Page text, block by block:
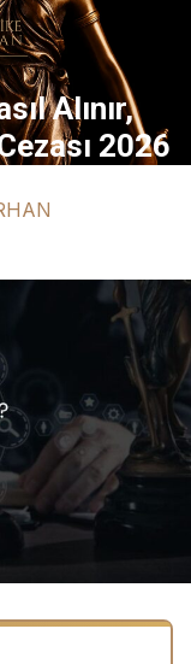
Alınır,
2026